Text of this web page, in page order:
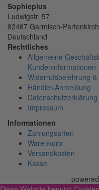
Sophieplus
Ludwigstr. 57
82467 Garmisch-
Deutschland
Rechtliches
Allgemeine
Kundeninformationen
Widerrufsbelehrung
Händler-Anmeldung
Datenschutzerklärung
Impressum
Informationen
Zahlungsarten
Warenkorb
Versandkosten
Kasse